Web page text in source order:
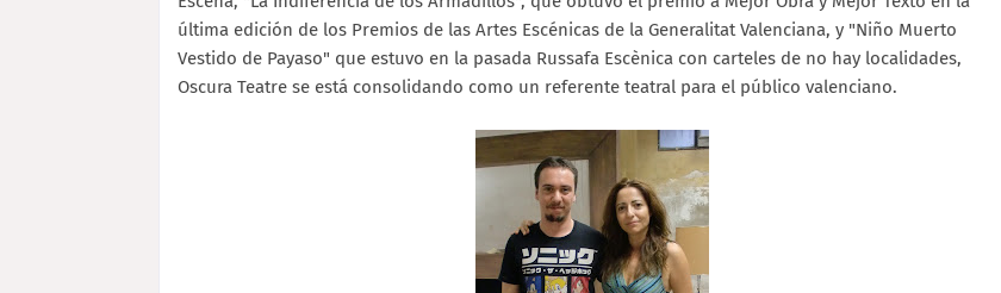
última edición de los Premios de las Artes Escénicas de la Generalitat Valenciana, y "Niño Muerto
Vestido de Payaso" que estuvo en la pasada Russafa Escènica con carteles de no hay localidades,
Oscura Teatre se está consolidando como un referente teatral para el público valenciano.